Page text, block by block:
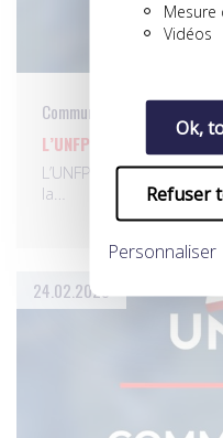
Mesure
Vidéos
Ok,
Refuser
Personnaliser
Communiqués
L’UNFP ET LES
L’UNFP rappelle
la…
24.02.2023